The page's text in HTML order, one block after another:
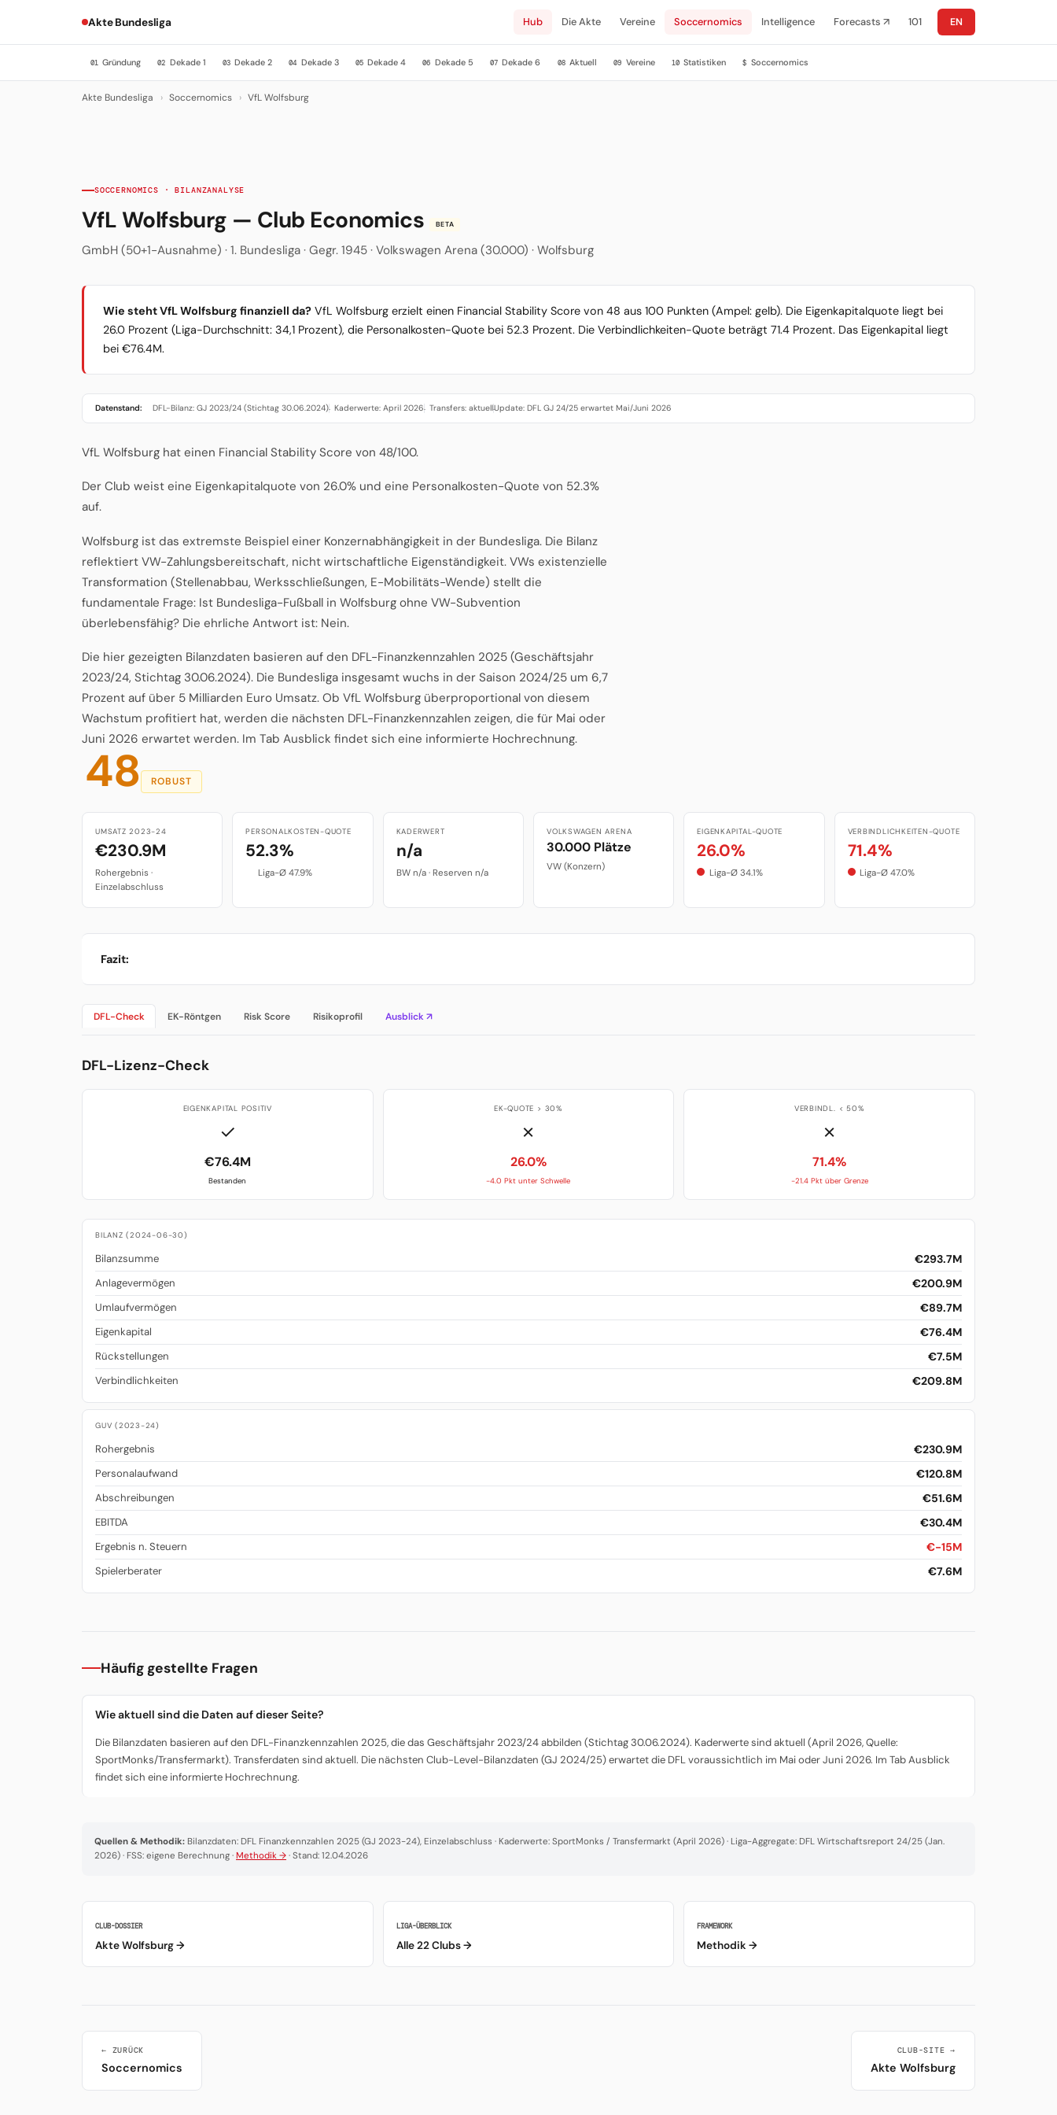
Akte Bundesliga Hub Die Akte Vereine Soccernomics Intelligence Forecasts ↗ 101 EN
01 Gründung 02 Dekade 1 03 Dekade 2 04 Dekade 3 05 Dekade 4 06 Dekade 5 07 Dekade 6 08 Aktuell 09 Vereine 10 Statistiken $ Soccernomics
Akte Bundesliga › Soccernomics › VfL Wolfsburg
SOCCERNOMICS · BILANZANALYSE
VfL Wolfsburg — Club Economics BETA
GmbH (50+1-Ausnahme) · 1. Bundesliga · Gegr. 1945 · Volkswagen Arena (30.000) · Wolfsburg
Wie steht VfL Wolfsburg finanziell da? VfL Wolfsburg erzielt einen Financial Stability Score von 48 aus 100 Punkten (Ampel: gelb). Die Eigenkapitalquote liegt bei
26.0 Prozent (Liga-Durchschnitt: 34,1 Prozent), die Personalkosten-Quote bei 52.3 Prozent. Die Verbindlichkeiten-Quote beträgt 71.4 Prozent. Das Eigenkapital liegt
bei €76.4M.
Datenstand: DFL-Bilanz: GJ 2023/24 (Stichtag 30.06.2024)· Kaderwerte: April 2026· Transfers: aktuell·Update: DFL GJ 24/25 erwartet Mai/Juni 2026
VfL Wolfsburg hat einen Financial Stability Score von 48/100.
Der Club weist eine Eigenkapitalquote von 26.0% und eine Personalkosten-Quote von 52.3%
auf.
Wolfsburg ist das extremste Beispiel einer Konzernabhängigkeit in der Bundesliga. Die Bilanz
reflektiert VW-Zahlungsbereitschaft, nicht wirtschaftliche Eigenständigkeit. VWs existenzielle
Transformation (Stellenabbau, Werksschließungen, E-Mobilitäts-Wende) stellt die
fundamentale Frage: Ist Bundesliga-Fußball in Wolfsburg ohne VW-Subvention
überlebensfähig? Die ehrliche Antwort ist: Nein.
Die hier gezeigten Bilanzdaten basieren auf den DFL-Finanzkennzahlen 2025 (Geschäftsjahr
2023/24, Stichtag 30.06.2024). Die Bundesliga insgesamt wuchs in der Saison 2024/25 um 6,7
Prozent auf über 5 Milliarden Euro Umsatz. Ob VfL Wolfsburg überproportional von diesem
Wachstum profitiert hat, werden die nächsten DFL-Finanzkennzahlen zeigen, die für Mai oder
Juni 2026 erwartet werden. Im Tab Ausblick findet sich eine informierte Hochrechnung.
48 ROBUST
UMSATZ 2023-24
€230.9M
Rohergebnis ·
Einzelabschluss
PERSONALKOSTEN-QUOTE
52.3%
Liga-Ø 47.9%
KADERWERT
n/a
BW n/a · Reserven n/a
VOLKSWAGEN ARENA
30.000 Plätze
VW (Konzern)
EIGENKAPITAL-QUOTE
26.0%
Liga-Ø 34.1%
VERBINDLICHKEITEN-QUOTE
71.4%
Liga-Ø 47.0%
Fazit:
DFL-Check EK-Röntgen Risk Score Risikoprofil Ausblick ↗
DFL-Lizenz-Check
EIGENKAPITAL POSITIV
✓
€76.4M
Bestanden
EK-QUOTE > 30%
✗
26.0%
-4.0 Pkt unter Schwelle
VERBINDL. < 50%
✗
71.4%
-21.4 Pkt über Grenze
BILANZ (2024-06-30)
Bilanzsumme €293.7M
Anlagevermögen €200.9M
Umlaufvermögen €89.7M
Eigenkapital €76.4M
Rückstellungen €7.5M
Verbindlichkeiten €209.8M
GUV (2023-24)
Rohergebnis €230.9M
Personalaufwand €120.8M
Abschreibungen €51.6M
EBITDA €30.4M
Ergebnis n. Steuern €-15M
Spielerberater €7.6M
Häufig gestellte Fragen
Wie aktuell sind die Daten auf dieser Seite?
Die Bilanzdaten basieren auf den DFL-Finanzkennzahlen 2025, die das Geschäftsjahr 2023/24 abbilden (Stichtag 30.06.2024). Kaderwerte sind aktuell (April 2026, Quelle:
SportMonks/Transfermarkt). Transferdaten sind aktuell. Die nächsten Club-Level-Bilanzdaten (GJ 2024/25) erwartet die DFL voraussichtlich im Mai oder Juni 2026. Im Tab Ausblick
findet sich eine informierte Hochrechnung.
Quellen & Methodik: Bilanzdaten: DFL Finanzkennzahlen 2025 (GJ 2023-24), Einzelabschluss · Kaderwerte: SportMonks / Transfermarkt (April 2026) · Liga-Aggregate: DFL Wirtschaftsreport 24/25 (Jan.
2026) · FSS: eigene Berechnung · Methodik → · Stand: 12.04.2026
CLUB-DOSSIER
Akte Wolfsburg →
LIGA-ÜBERBLICK
Alle 22 Clubs →
FRAMEWORK
Methodik →
← ZURÜCK
Soccernomics
CLUB-SITE →
Akte Wolfsburg